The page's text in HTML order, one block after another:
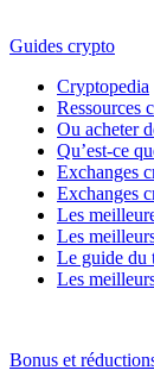
Guides crypto
Cryptopedia
Ressources
Ou acheter
Qu’est-ce
Exchanges
Exchanges
Les
Les
Le guide du
Les
Bonus et